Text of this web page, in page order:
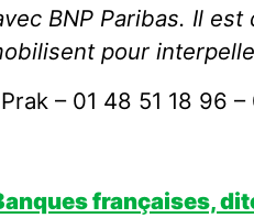
BNP Paribas. Il est
pour
– 01 48 51 18 96
françaises,